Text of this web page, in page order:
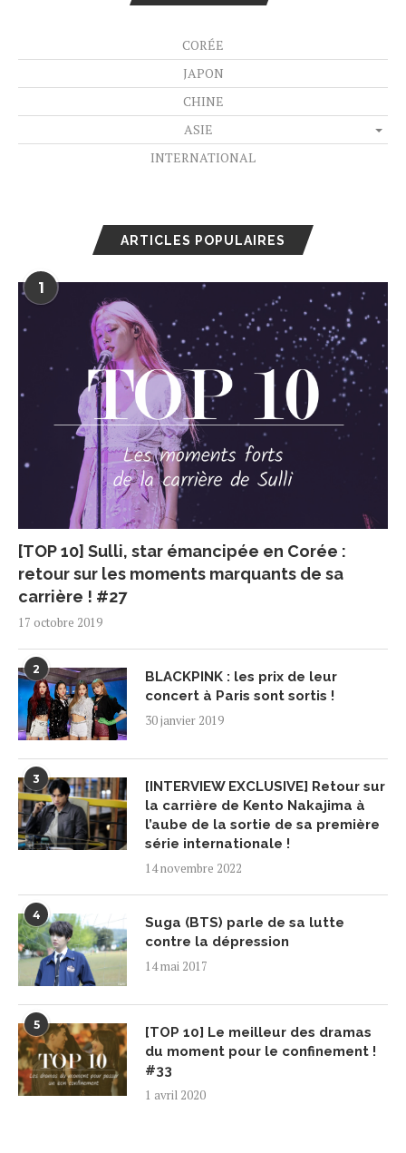
CORÉE
JAPON
CHINE
ASIE
INTERNATIONAL
ARTICLES POPULAIRES
1
[TOP 10] Sulli, star émancipée en Corée :
retour sur les moments marquants de sa
carrière ! #27
17 octobre 2019
2
BLACKPINK : les prix de leur
concert à Paris sont sortis !
30 janvier 2019
3
[INTERVIEW EXCLUSIVE] Retour sur
la carrière de Kento Nakajima à
l’aube de la sortie de sa première
série internationale !
14 novembre 2022
4
Suga (BTS) parle de sa lutte
contre la dépression
14 mai 2017
5
[TOP 10] Le meilleur des dramas
du moment pour le confinement !
#33
1 avril 2020